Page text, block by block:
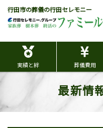
行田市の葬儀の行田セレモニー
実績と絆 葬儀費用
最新情